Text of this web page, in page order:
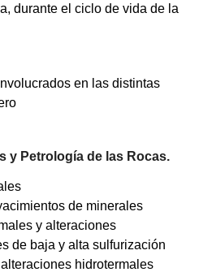
durante el ciclo de vida de la
en las distintas
y Petrología de las Rocas.
de minerales
y alteraciones
de baja y alta sulfurización
hidrotermales